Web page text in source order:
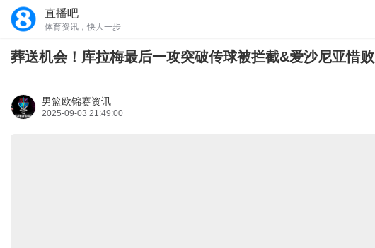
直播吧
体育资讯，快人一步
葬送机会！库拉梅最后一攻突破传球被拦截&爱沙尼亚惜败
男篮欧锦赛资讯
2025-09-03 21:49:00